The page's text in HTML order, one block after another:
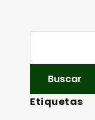
Etiquetas